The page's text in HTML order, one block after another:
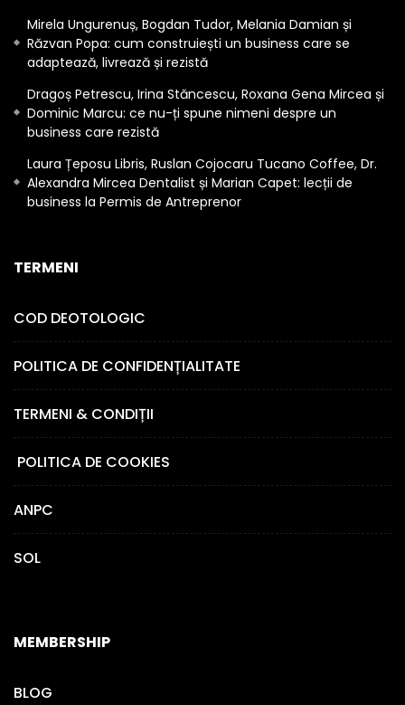
Mirela Ungurenuș, Bogdan Tudor, Melania Damian și
Răzvan Popa: cum construiești un business care se
adaptează, livrează și rezistă
Dragoș Petrescu, Irina Stăncescu, Roxana Gena Mircea și
Dominic Marcu: ce nu-ți spune nimeni despre un
business care rezistă
Laura Țeposu Libris, Ruslan Cojocaru Tucano Coffee, Dr.
Alexandra Mircea Dentalist și Marian Capet: lecții de
business la Permis de Antreprenor
TERMENI
COD DEOTOLOGIC
POLITICA DE CONFIDENȚIALITATE
TERMENI & CONDIȚII
POLITICA DE COOKIES
ANPC
SOL
MEMBERSHIP
BLOG